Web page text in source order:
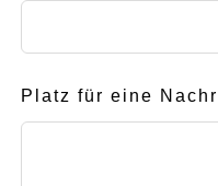
Platz für eine